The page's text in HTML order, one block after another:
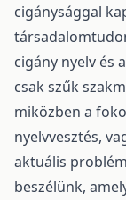
cigánysággal
cigány nyelv és
csak szűk
miközben a
nyelvvesztés,
aktuális
beszélünk,